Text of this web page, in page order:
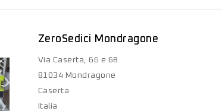
ZeroSedici Mondragone
Via Caserta, 66 e 68
81034 Mondragone
Caserta
Italia